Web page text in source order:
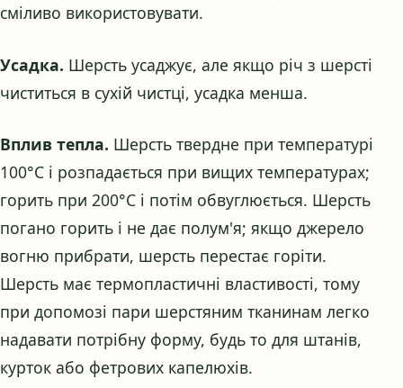
сміливо використовувати.
Усадка. Шерсть усаджує, але якщо річ з шерсті
чиститься в сухій чистці, усадка менша.
Вплив тепла. Шерсть твердне при температурі
100°C і розпадається при вищих температурах;
горить при 200°C і потім обвуглюється. Шерсть
погано горить і не дає полум'я; якщо джерело
вогню прибрати, шерсть перестає горіти.
Шерсть має термопластичні властивості, тому
при допомозі пари шерстяним тканинам легко
надавати потрібну форму, будь то для штанів,
курток або фетрових капелюхів.